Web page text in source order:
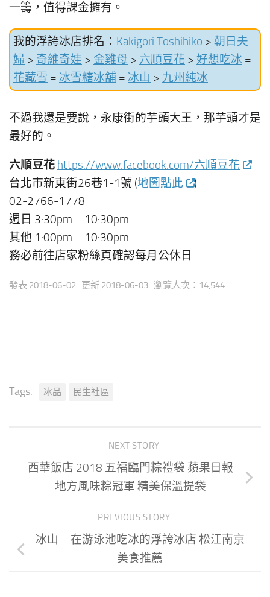
一籌，值得課金擁有。
我的浮誇冰店排名： Kakigori Toshihiko > 朝日夫
婦 > 奇維奇娃 > 金雞母 > 六順豆花 > 好想吃冰 =
花藏雪 = 冰雪糖冰舖 = 冰山 > 九州純冰
不過我還是要說，永康街的芋頭大王，那芋頭才是
最好的。
六順豆花 https://www.facebook.com/六順豆花
台北市新東街26巷1-1號 (地圖點此
)
02-2766-1778
週日 3:30pm – 10:30pm
其他 1:00pm – 10:30pm
務必前往店家粉絲頁確認每月公休日
發表 2018-06-02 · 更新 2018-06-03 · 瀏覽人次：14,544
Tags: 冰品 民生社區
NEXT STORY
西華飯店 2018 五福臨門粽禮袋 蘋果日報
地方風味粽冠軍 精美保溫提袋
PREVIOUS STORY
冰山 – 在游泳池吃冰的浮誇冰店 松江南京
美食推薦